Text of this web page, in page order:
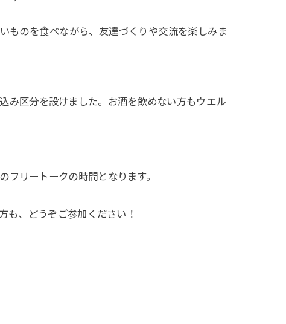
ものを食べながら、友達づくりや交流を楽しみま
み区分を設けました。お酒を飲めない方もウエル
リートークの時間となります。
も、どうぞご参加ください！